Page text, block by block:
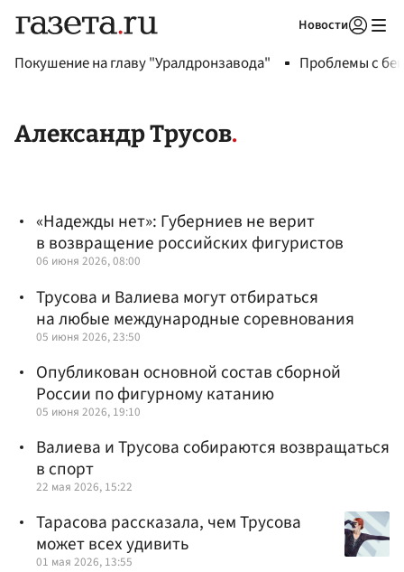
Новости
Покушение на главу "Уралдронзавода" Проблемы с
Александр Трусов
«Надежды нет»: Губерниев не верит
в возвращение российских фигуристов
06 июня 2026, 08:00
Трусова и Валиева могут отбираться
на любые международные соревнования
05 июня 2026, 23:50
Опубликован основной состав сборной
России по фигурному катанию
05 июня 2026, 19:10
Валиева и Трусова собираются возвращаться
в спорт
22 мая 2026, 15:22
Тарасова рассказала, чем Трусова
может всех удивить
01 мая 2026, 13:55